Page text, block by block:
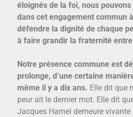
éloignés de la foi, nous
dans cet engagement commun
défendre la dignité de chaque
à faire grandir la fraternité
Notre présence commune est
prolonge, d’une certaine
même il y a dix ans. Elle dit que
peur ait le dernier mot. Elle dit
Jacques Hamel demeure vivante